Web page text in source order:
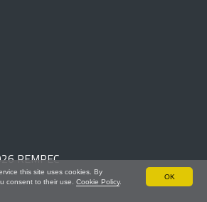
this site uses cookies. By
consent to their use. Cookie Policy.
OK
REMPEC